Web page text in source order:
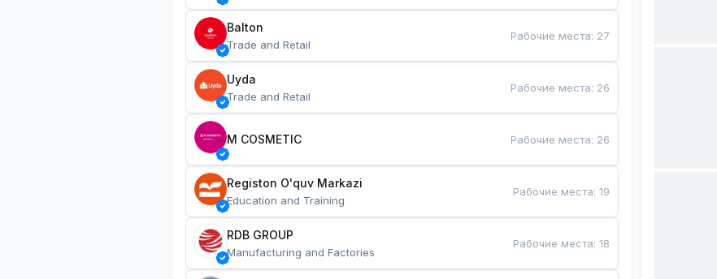
Balton
Trade and Retail
Рабочие места: 27
Uyda
Trade and Retail
Рабочие места: 26
M COSMETIC Рабочие места: 26
Registon O'quv Markazi
Education and Training
Рабочие места:19
RDB GROUP
Manufacturing and Factories
Рабочие места:18